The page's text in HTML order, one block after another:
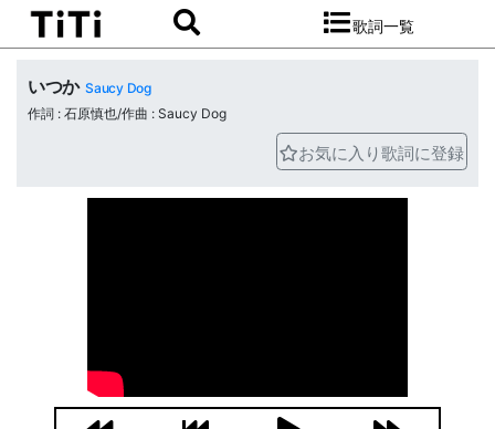
歌詞一覧
いつか Saucy Dog
作詞 : 石原慎也/作曲 : Saucy Dog
お気に入り歌詞に登録